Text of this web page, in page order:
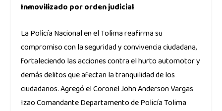
Inmovilizado por orden judicial
La Policía Nacional en el Tolima reafirma su
compromiso con la seguridad y convivencia ciudadana,
fortaleciendo las acciones contra el hurto automotor y
demás delitos que afectan la tranquilidad de los
ciudadanos. Agregó el Coronel John Anderson Vargas
Izao Comandante Departamento de Policía Tolima